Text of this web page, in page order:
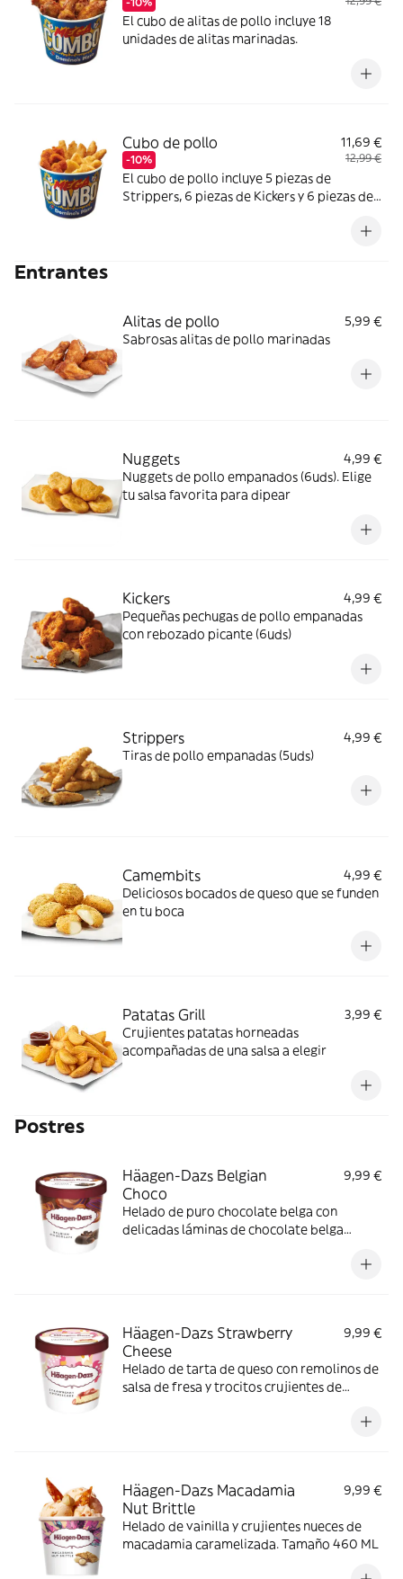
El cubo de alitas de pollo incluye 18
unidades de alitas marinadas.
Cubo de pollo
-10%
11,69 €
12,99 €
El cubo de pollo incluye 5 piezas de
Strippers, 6 piezas de Kickers y 6 piezas de
Entrantes
Alitas de pollo
5,99 €
Sabrosas alitas de pollo marinadas
Nuggets
4,99 €
Nuggets de pollo empanados (6uds). Elige
tu salsa favorita para dipear
Kickers
4,99 €
Pequeñas pechugas de pollo empanadas
con rebozado picante (6uds)
Strippers
4,99 €
Tiras de pollo empanadas (5uds)
Camembits
4,99 €
Deliciosos bocados de queso que se funden
en tu boca
Patatas Grill
3,99 €
Crujientes patatas horneadas
acompañadas de una salsa a elegir
Postres
Häagen-Dazs Belgian
Choco
9,99 €
Helado de puro chocolate belga con
delicadas láminas de chocolate belga
Häagen-Dazs Strawberry
Cheese
9,99 €
Helado de tarta de queso con remolinos de
salsa de fresa y trocitos crujientes de
Häagen-Dazs Macadamia
Nut Brittle
9,99 €
Helado de vainilla y crujientes nueces de
macadamia caramelizada. Tamaño 460 ML